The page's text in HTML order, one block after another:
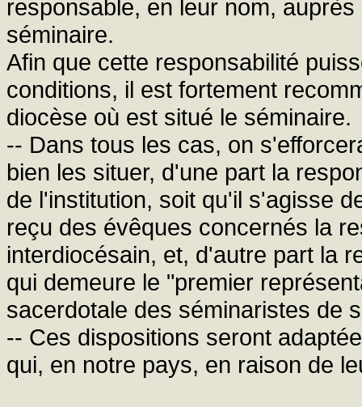
responsable, en leur nom,
séminaire.
Afin que cette responsabilité
conditions, il est fortement
diocèse où est situé le séminaire.
-- Dans tous les cas, on
bien les situer, d'une part la
de l'institution, soit qu'il s'agisse
reçu des évêques concernés la
interdiocésain, et, d'autre part la
qui demeure le "premier
sacerdotale des séminaristes de
-- Ces dispositions seront
qui, en notre pays, en raison de